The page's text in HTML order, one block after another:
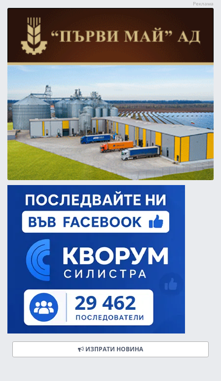
ИЗПРАТИ НОВИНА